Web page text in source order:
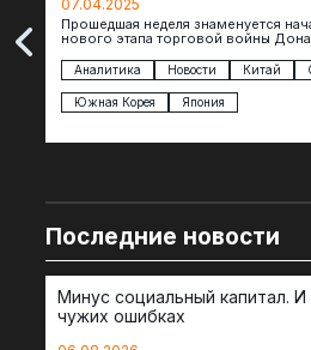
07.04.2025
Прошедшая неделя знаменуется
нового этапа торговой войны
импорта из более 100 стран…
Аналитика Новости Китай
Южная Корея Япония
Последние новости
Минус социальный капитал.
чужих ошибках